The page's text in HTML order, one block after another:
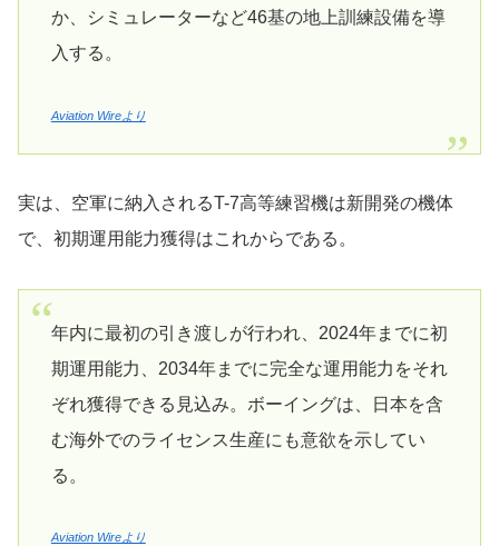
か、シミュレーターなど46基の地上訓練設備を導
入する。
Aviation Wireより
実は、空軍に納入されるT-7高等練習機は新開発の機体
で、初期運用能力獲得はこれからである。
年内に最初の引き渡しが行われ、2024年までに初
期運用能力、2034年までに完全な運用能力をそれ
ぞれ獲得できる見込み。ボーイングは、日本を含
む海外でのライセンス生産にも意欲を示してい
る。
Aviation Wireより